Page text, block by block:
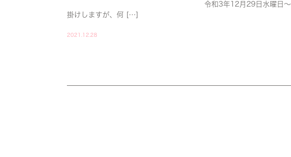
令和3年12月29日水曜日～令和4年1月6
掛けしますが、何 […]
2021.12.28